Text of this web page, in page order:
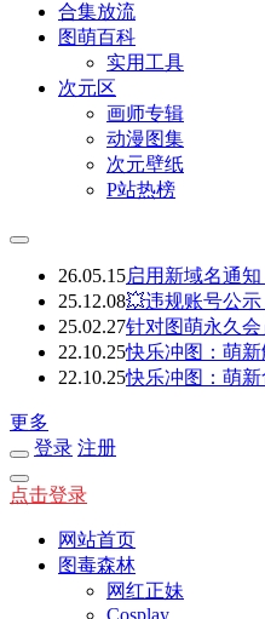
合集放流
图萌百科
实用工具
次元区
画师专辑
动漫图集
次元壁纸
P站热榜
26.05.15启用新域名通
25.12.08💥违规账号公
25.02.27针对图萌永久
22.10.25快乐冲图：萌
22.10.25快乐冲图：萌
更多
登录 注册
点击登录
网站首页
图毒森林
网红正妹
Cosplay